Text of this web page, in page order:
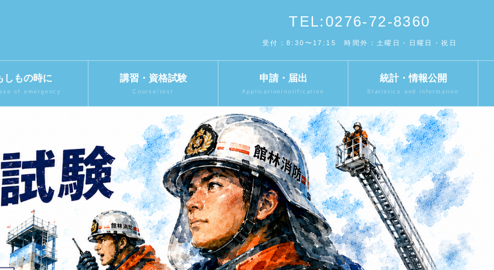
TEL:0276-72-8360
受付：8:30〜17:15 時間外：土曜日・日曜日・祝日
しもの時に
of emergency
講習・資格試験
Course/test
申請・届出
Application/notification
統計・情報公開
Statistics and information